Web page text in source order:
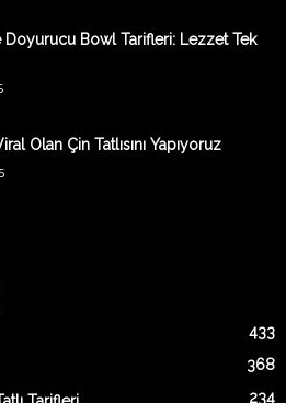
Doyurucu Bowl Tarifleri: Lezzet Tek
Olan Çin Tatlısını Yapıyoruz
433
368
234